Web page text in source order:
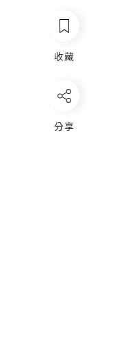
收藏
分享